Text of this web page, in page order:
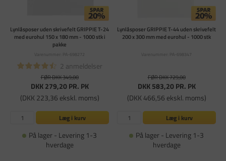
Lynlåsposer uden skrivefelt GRIPPIE T-24
med eurohul 150 x 180 mm - 1000 stk i
pakke
Varenummer: PA-698272
2 anmeldelser
FØR DKK 349,00
DKK 279,20PR. PK
(DKK 223,36 ekskl. moms)
Læg i kurv
På lager - Levering 1-3
hverdage
Lynlåsposer GRIPPIE T-44 uden skrivefelt
200 x 300 mm med eurohul - 1000 stk
Varenummer: PA-698347
FØR DKK 729,00
DKK 583,20PR. PK
(DKK 466,56 ekskl. moms)
Læg i kurv
På lager - Levering 1-3
hverdage